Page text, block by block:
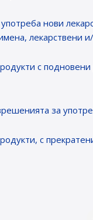
нови
лекарствени
с
за
с